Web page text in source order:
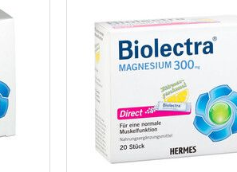
>Маска-плівка для обличчя Petite
Maison очищуюча рожева з
пудрою перлів 10 г